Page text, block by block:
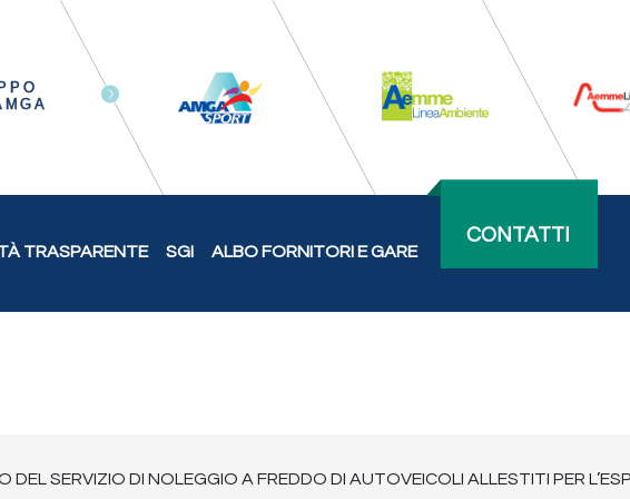
TRASPARENTE SGI ALBO FORNITORI E GARE
CONTATTI
DEL SERVIZIO DI NOLEGGIO A FREDDO DI AUTOVEICOLI ALLESTITI PER